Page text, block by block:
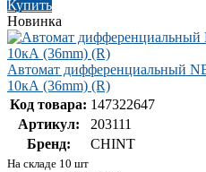
Купить
Новинка
Автомат дифференциальный
10кА (36mm) (R)
Код товара: 147322647
Артикул:
203111
Бренд:
CHINT
На складе 10 шт